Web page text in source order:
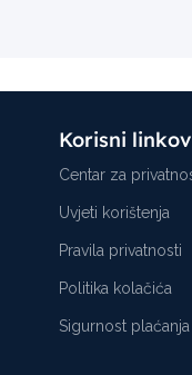
Korisni
Centar za
Uvjeti korištenja
Pravila privatnosti
Politika kolačića
Sigurnost plaćanja